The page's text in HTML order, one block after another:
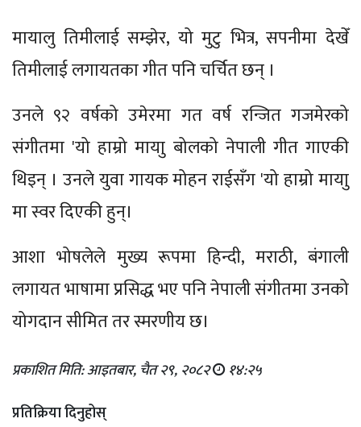
मायालु तिमीलाई सम्झेर, यो मुटु भित्र, सपनीमा देखेँ
तिमीलाई लगायतका गीत पनि चर्चित छन् ।
उनले ९२ वर्षको उमेरमा गत वर्ष रन्जित गजमेरको
संगीतमा 'यो हाम्रो मायाु बोलको नेपाली गीत गाएकी
थिइन् । उनले युवा गायक मोहन राईसँग 'यो हाम्रो मायाु
मा स्वर दिएकी हुन्।
आशा भोषलेले मुख्य रूपमा हिन्दी, मराठी, बंगाली
लगायत भाषामा प्रसिद्ध भए पनि नेपाली संगीतमा उनको
योगदान सीमित तर स्मरणीय छ।
प्रकाशित मिति: आइतबार, चैत २९, २०८२ १४:२५
प्रतिक्रिया दिनुहोस्